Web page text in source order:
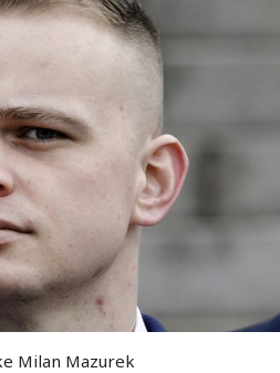
Milan Mazurek